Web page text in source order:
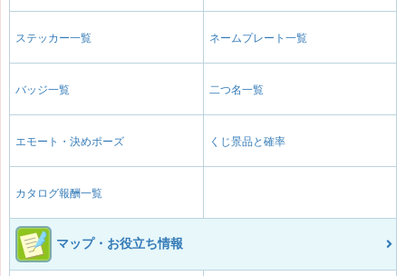
ステッカー一覧 ネームプレート一覧
バッジ一覧 二つ名一覧
エモート・決めポーズ くじ景品と確率
カタログ報酬一覧
マップ・お役立ち情報